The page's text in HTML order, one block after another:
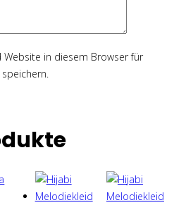
Website in diesem Browser für